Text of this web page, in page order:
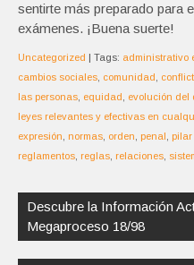
sentirte más preparado para
exámenes. ¡Buena suerte!
Uncategorized | Tags: administrativo
cambios sociales comunidad
las personas equidad evolución del
leyes relevantes y efectivas en
expresión
normas orden penal
reglamentos reglas relaciones
de
entradas
Descubre la Información
Megaproceso 18/98